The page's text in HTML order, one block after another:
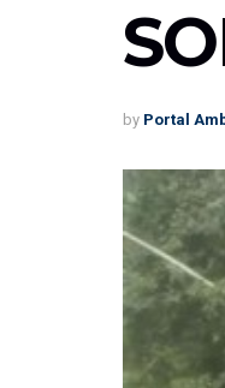
by Portal